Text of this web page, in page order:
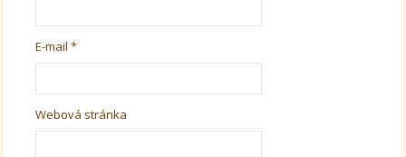
E-mail*
Webová stránka